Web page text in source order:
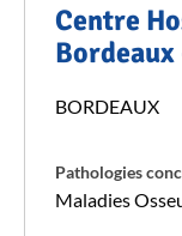
Centre
BORDEAUX
Pathologies
Maladies